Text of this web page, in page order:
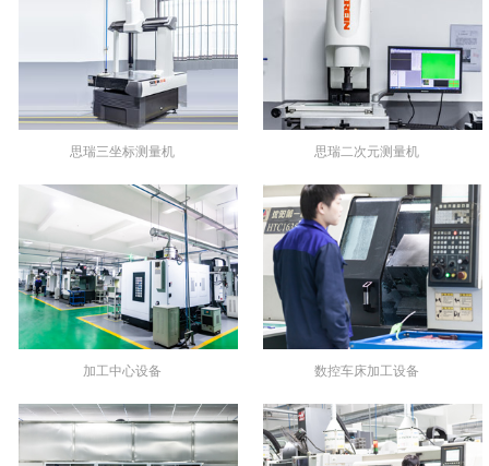
思瑞三坐标测量机 思瑞二次元测量机
加工中心设备 数控车床加工设备